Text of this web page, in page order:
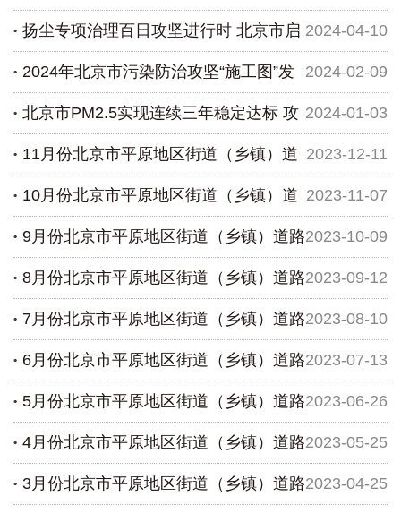
气质量改善实现“开门红” 2024-04-10
扬尘专项治理百日攻坚进行时 北京市启
动多部门联合督导 2024-02-09
2024年北京市污染防治攻坚“施工图”发
布 推进美丽北京建设 提升生态环境质量 2024-01-03
北京市PM2.5实现连续三年稳定达标 攻
坚克难 全力稳固空气质量改善成果 2023-12-11
11月份北京市平原地区街道（乡镇）道
路尘负荷监测结果排名 2023-11-07
10月份北京市平原地区街道（乡镇）道
路尘负荷监测结果排名 2023-10-09
9月份北京市平原地区街道（乡镇）道路
尘负荷监测结果排名 2023-09-12
8月份北京市平原地区街道（乡镇）道路
尘负荷监测结果排名 2023-08-10
7月份北京市平原地区街道（乡镇）道路
尘负荷监测结果排名 2023-07-13
6月份北京市平原地区街道（乡镇）道路
尘负荷监测结果排名 2023-06-26
5月份北京市平原地区街道（乡镇）道路
尘负荷监测结果排名 2023-05-25
4月份北京市平原地区街道（乡镇）道路
尘负荷监测结果排名 2023-04-25
3月份北京市平原地区街道（乡镇）道路